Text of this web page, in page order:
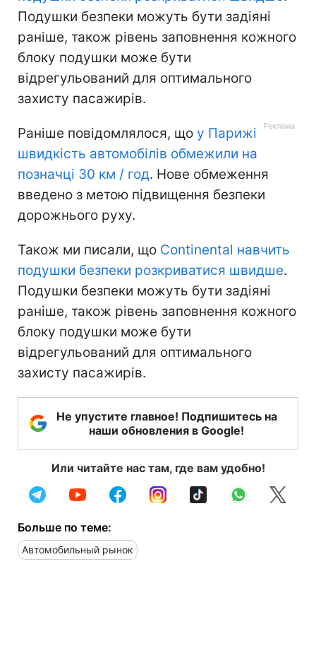
Подушки безпеки можуть бути задіяні
раніше, також рівень заповнення кожного
блоку подушки може бути
відрегульований для оптимального
захисту пасажирів.
Раніше повідомлялося, що у Парижі
швидкість автомобілів обмежили на
позначці 30 км / год. Нове обмеження
введено з метою підвищення безпеки
дорожнього руху.
Також ми писали, що Continental навчить
подушки безпеки розкриватися швидше.
Подушки безпеки можуть бути задіяні
раніше, також рівень заповнення кожного
блоку подушки може бути
відрегульований для оптимального
захисту пасажирів.
Не упустите главное! Подпишитесь на
наши обновления в Google!
Или читайте нас там, где вам удобно!
Больше по теме:
Автомобильный рынок